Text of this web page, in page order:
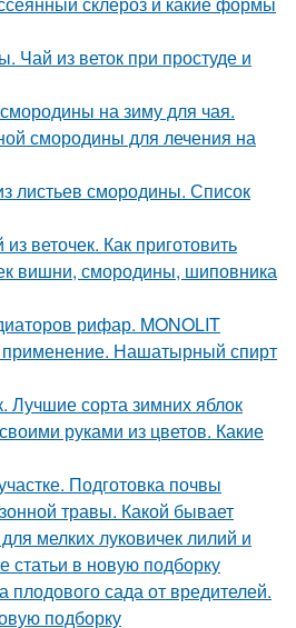
Чай из веток при простуде и
на зиму для чая.
смородины для лечения на
листьев смородины. Список
веточек. Как приготовить
вишни, смородины, шиповника
рифар. MONOLIT
Нашатырный спирт
Лучшие сорта зимних яблок
руками из цветов. Какие
Подготовка почвы
травы. Какой бывает
мелких луковичек лилий и
статьи в новую подборку
плодового сада от вредителей.
подборку